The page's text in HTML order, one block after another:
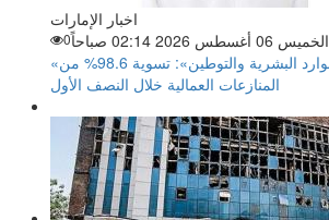
اخبار الإمارات
الخميس 06 أغسطس 2026 02:14 صباحاً
0
«الموارد البشرية والتوطين»: تسوية 98.6% من
المنازعات العمالية خلال النصف الأول